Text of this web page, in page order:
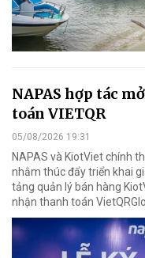
NAPAS hợp tác
toán VIETQR
05/08/2026 19:31
NAPAS và KiotViet chính
nhằm thúc đẩy triển khai
tảng quản lý bán hàng
nhận thanh toán